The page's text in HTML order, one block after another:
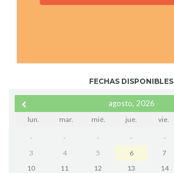
FECHAS DISPONIBLES
agosto, 2026
lun. mar. mié. jue. vie.
- - - - -
3
4 5 6 7
10
11 12 13 14